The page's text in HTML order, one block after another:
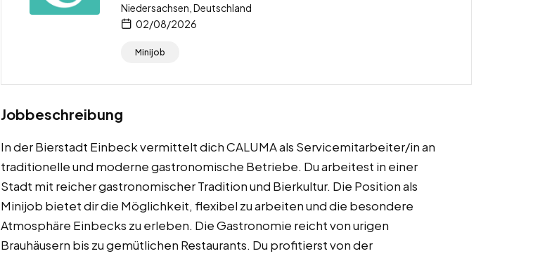
Niedersachsen, Deutschland
02/08/2026
Minijob
Jobbeschreibung
In der Bierstadt Einbeck vermittelt dich CALUMA als Servicemitarbeiter/in an
traditionelle und moderne gastronomische Betriebe. Du arbeitest in einer
Stadt mit reicher gastronomischer Tradition und Bierkultur. Die Position als
Minijob bietet dir die Möglichkeit, flexibel zu arbeiten und die besondere
Atmosphäre Einbecks zu erleben. Die Gastronomie reicht von urigen
Brauhäusern bis zu gemütlichen Restaurants. Du profitierst von der